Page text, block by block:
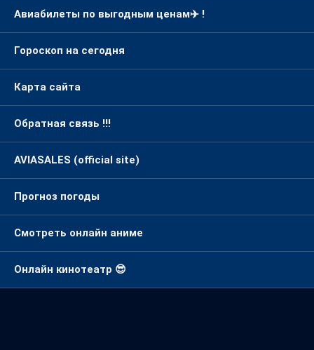
Авиабилеты по выгодным ценам✈️ !
Гороскоп на сегодня
Карта сайта
Обратная связь !!!
AVIASALES (official site)
Прогноз погоды
Смотреть онлайн аниме
Онлайн кинотеатр 😎